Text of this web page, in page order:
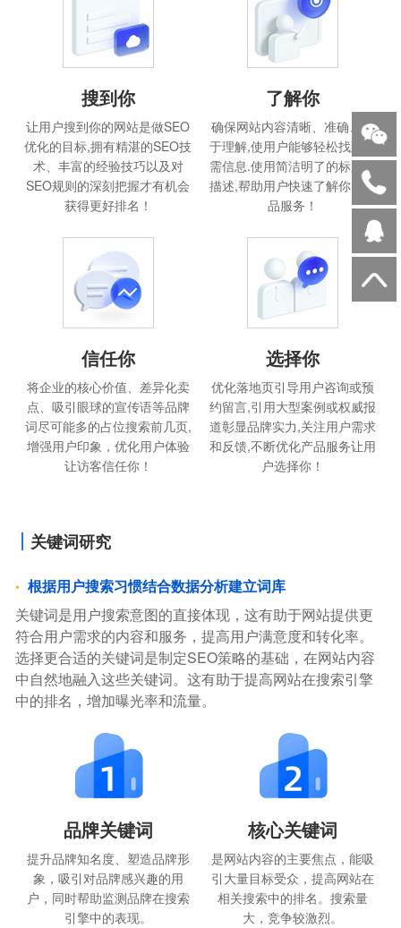
搜到你
让用户搜到你的网站是做SEO
优化的目标,拥有精湛的SEO技
术、丰富的经验技巧以及对
SEO规则的深刻把握才有机会
获得更好排名！
了解你
确保网站内容清晰、准确、易
于理解,使用户能够轻松找到所
需信息.使用简洁明了的标题和
描述,帮助用户快速了解你的产
品服务！
信任你
将企业的核心价值、差异化卖
点、吸引眼球的宣传语等品牌
词尽可能多的占位搜索前几页,
增强用户印象，优化用户体验
让访客信任你！
选择你
优化落地页引导用户咨询或预
约留言,引用大型案例或权威报
道彰显品牌实力,关注用户需求
和反馈,不断优化产品服务让用
户选择你！
关键词研究
根据用户搜索习惯结合数据分析建立词库
关键词是用户搜索意图的直接体现，这有助于网站提供更
符合用户需求的内容和服务，提高用户满意度和转化率。
选择更合适的关键词是制定SEO策略的基础，在网站内容
中自然地融入这些关键词。这有助于提高网站在搜索引擎
中的排名，增加曝光率和流量。
品牌关键词
提升品牌知名度、塑造品牌形
象，吸引对品牌感兴趣的用
户，同时帮助监测品牌在搜索
引擎中的表现。
核心关键词
是网站内容的主要焦点，能吸
引大量目标受众，提高网站在
相关搜索中的排名。搜索量
大，竞争较激烈。